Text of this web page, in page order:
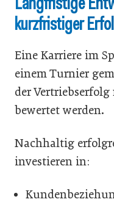
kurzfristiger
Eine Karriere im
einem Turnier
der
bewertet werden.
Nachhaltig
investieren in: